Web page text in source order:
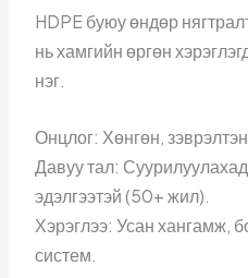
HDPE буюу өндөр
нь хамгийн өргөн
нэг.
Онцлог: Хөнгөн,
Давуу тал:
эдэлгээтэй (50+ жил).
Хэрэглээ: Усан хангамж,
систем.